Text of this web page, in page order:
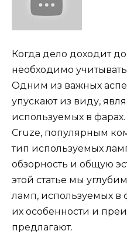
Когда дело доходит
необходимо
Одним из важных
упускают из виду,
используемых в
Cruze, популярным
тип используемых
обзорность и общую
этой статье мы
ламп, используемых в
их особенности и
предлагают.